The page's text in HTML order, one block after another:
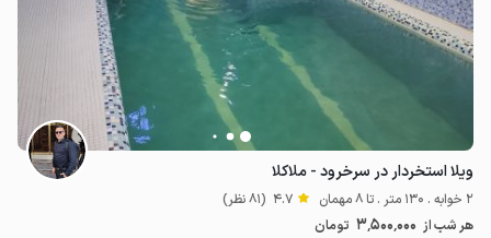
ویلا استخردار در سرخرود - ملاکلا
2 خوابه . 130 متر . تا 8 مهمان 4.7 (81 نظر)
هر شب از 3٬500٬000 تومان